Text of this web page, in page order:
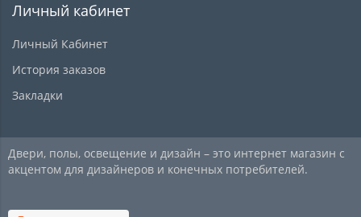
Личный кабинет
Личный Кабинет
История заказов
Закладки
Двери, полы, освещение и дизайн – это интернет магазин с
акцентом для дизайнеров и конечных потребителей.